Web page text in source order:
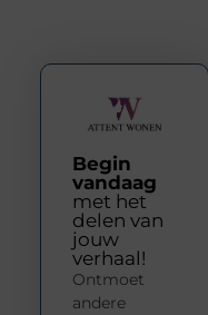
Begin
vandaag
met het
delen van
jouw
verhaal!
Ontmoet
andere